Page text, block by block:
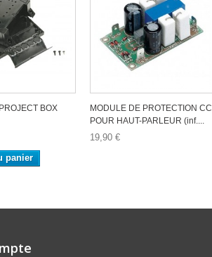
BOX
panier
MODULE DE PROTECTION CC
POUR HAUT-PARLEUR (inf....
19,90 €